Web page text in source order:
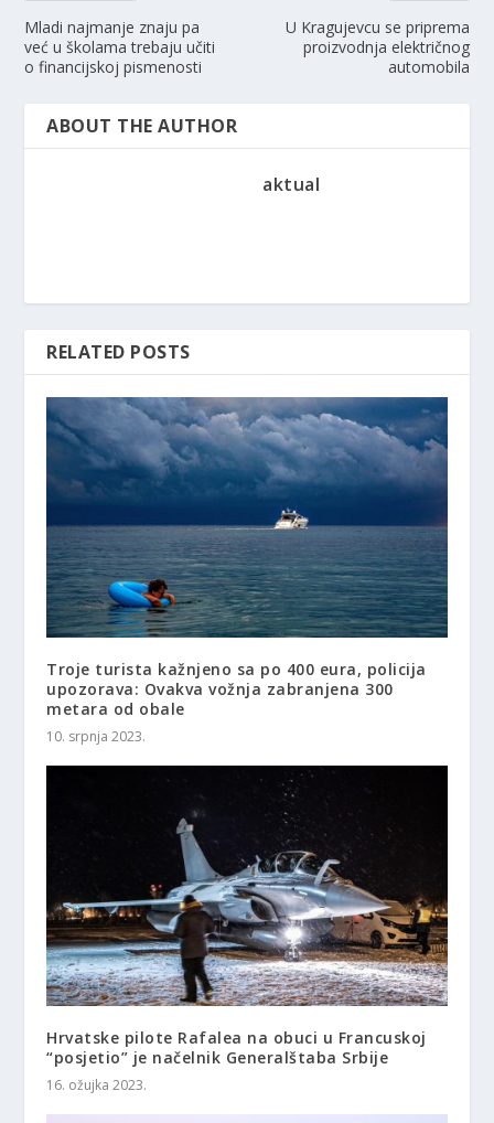
Mladi najmanje znaju pa
već u školama trebaju učiti
o financijskoj pismenosti
U Kragujevcu se priprema
proizvodnja električnog
automobila
ABOUT THE AUTHOR
aktual
RELATED POSTS
Troje turista kažnjeno sa po 400 eura, policija
upozorava: Ovakva vožnja zabranjena 300
metara od obale
10. srpnja 2023.
Hrvatske pilote Rafalea na obuci u Francuskoj
“posjetio” je načelnik Generalštaba Srbije
16. ožujka 2023.